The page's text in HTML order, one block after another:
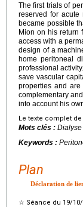
The first trials of
reserved for
became possible
Mion on his return
access with a
design of a
home peritoneal
professional
save vascular
properties and
complementary
into account his
Le texte complet
Mots clés :
Keywords :
Plan
Déclaration de
☆ Séance du 19/10/